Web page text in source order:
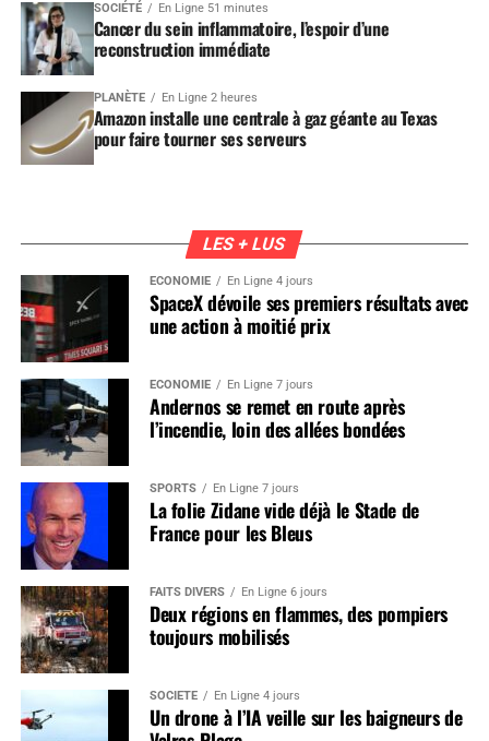
SOCIÉTÉ En Ligne 51 minutes
Cancer du sein inflammatoire, l’espoir d’une
reconstruction immédiate
PLANÈTE En Ligne 2 heures
Amazon installe une centrale à gaz géante au Texas
pour faire tourner ses serveurs
LES + LUS
ÉCONOMIE En Ligne 4 jours
SpaceX dévoile ses premiers résultats avec
une action à moitié prix
ÉCONOMIE En Ligne 7 jours
Andernos se remet en route après
l’incendie, loin des allées bondées
SPORTS En Ligne 7 jours
La folie Zidane vide déjà le Stade de
France pour les Bleus
FAITS DIVERS En Ligne 6 jours
Deux régions en flammes, des pompiers
toujours mobilisés
SOCIÉTÉ En Ligne 4 jours
Un drone à l’IA veille sur les baigneurs de